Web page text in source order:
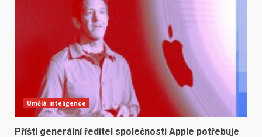
Umělá inteligence
Příští generální ředitel společnosti Apple potřebuje